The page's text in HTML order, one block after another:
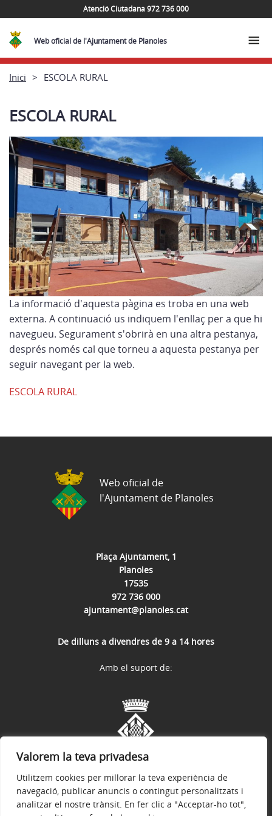
Valorem la teva privadesa
Utilitzem cookies per millorar la teva experiència de
navegació, publicar anuncis o contingut personalitzats i
analitzar el nostre trànsit. En fer clic a "Acceptar-ho tot",
Atenció Ciutadana 972 736 000
Web oficial de l'Ajuntament de Planoles
Inici ESCOLA RURAL
ESCOLA RURAL
La informació d'aquesta pàgina es troba en una web
externa. A continuació us indiquem l'enllaç per a que hi
navegueu. Segurament s'obrirà en una altra pestanya,
després només cal que torneu a aquesta pestanya per
seguir navegant per la web.
ESCOLA RURAL
Plaça Ajuntament, 1
Planoles
17535
972 736 000
ajuntament@planoles.cat
De dilluns a divendres de 9 a 14 hores
Web oficial de
l'Ajuntament de Planoles
Amb el suport de: